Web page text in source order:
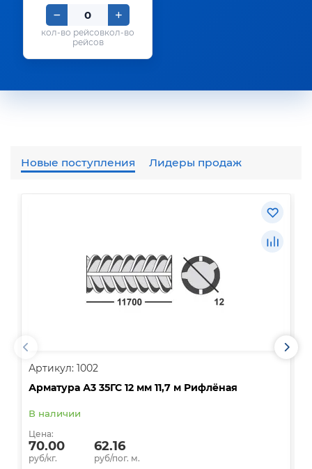
кол-во
рейсов
Новые поступления Лидеры продаж
Артикул: 1002
Арматура А3 35ГС 12 мм 11,7 м Рифлёная
В наличии
Цена:
70.00
руб/кг.
62.16
руб/пог. м.